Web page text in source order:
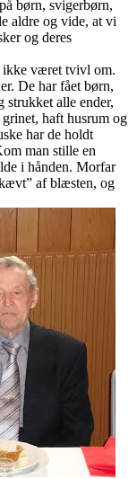
børn, svigerbørn,
aldre og vide, at vi
og deres
ikke været tvivl om.
De har fået børn,
strukket alle ender,
haft husrum og
har de holdt
man stille en
i hånden. Morfar
af blæsten, og